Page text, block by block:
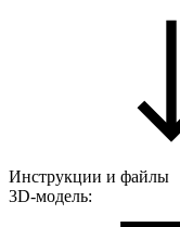
Инструкции и файлы
3D-модель: